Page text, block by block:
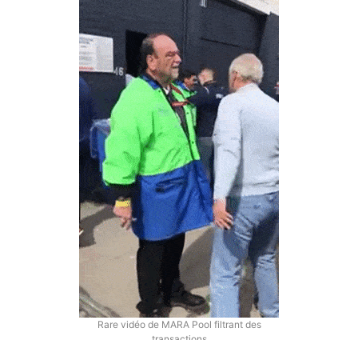
Rare vidéo de MARA Pool filtrant des